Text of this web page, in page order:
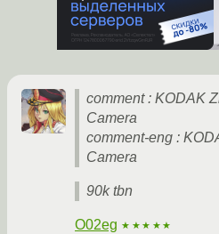
comment : KODAK
Camera
comment-eng :
Camera
90k tbn
O02eg ★★★★★